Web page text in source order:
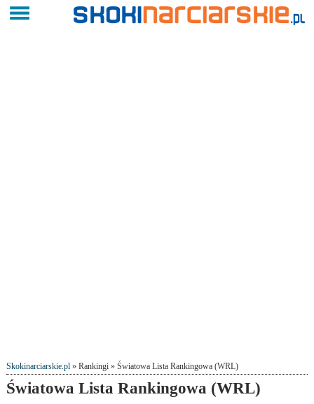
Skokinarciarskie.pl» Rankingi » Światowa Lista Rankingowa (WRL)
Światowa Lista Rankingowa (WRL)